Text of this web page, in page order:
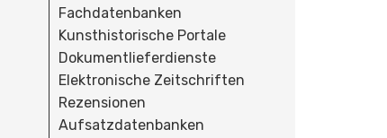
Fachdatenbanken
Kunsthistorische Portale
Dokumentlieferdienste
Elektronische Zeitschriften
Rezensionen
Aufsatzdatenbanken